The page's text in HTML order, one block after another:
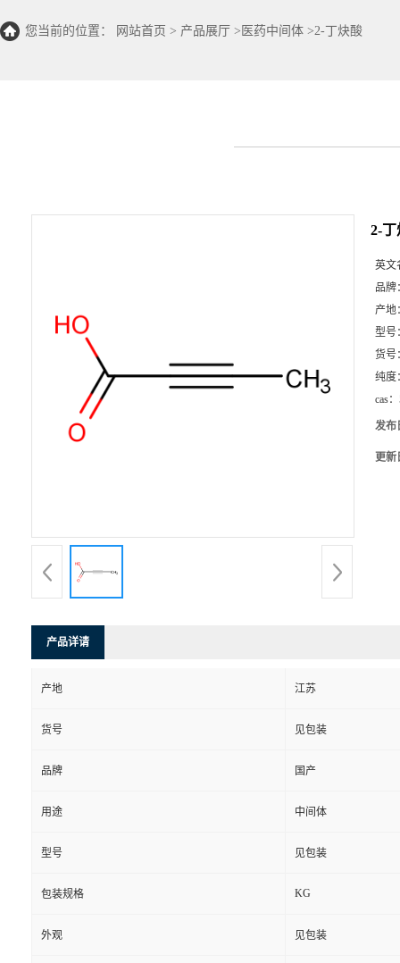
您当前的位置： 网站首页 > 产品展厅 > 医药中间体 >2-丁炔酸
2-丁
英文
品牌
产地
型号
货号
纯度
cas：
发布
更新
产品详请
产地 江苏
货号 见包装
品牌 国产
用途 中间体
型号 见包装
包装规格 KG
外观 见包装